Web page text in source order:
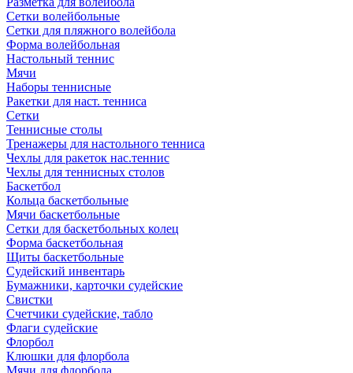
Сетки волейбольные
Сетки для пляжного волейбола
Форма волейбольная
Настольный теннис
Мячи
Наборы теннисные
Ракетки для наст. тенниса
Сетки
Теннисные столы
Тренажеры для настольного тенниса
Чехлы для ракеток нас.теннис
Чехлы для теннисных столов
Баскетбол
Кольца баскетбольные
Мячи баскетбольные
Сетки для баскетбольных колец
Форма баскетбольная
Щиты баскетбольные
Судейский инвентарь
Бумажники, карточки судейские
Свистки
Счетчики судейские, табло
Флаги судейские
Флорбол
Клюшки для флорбола
Мячи для флорбола